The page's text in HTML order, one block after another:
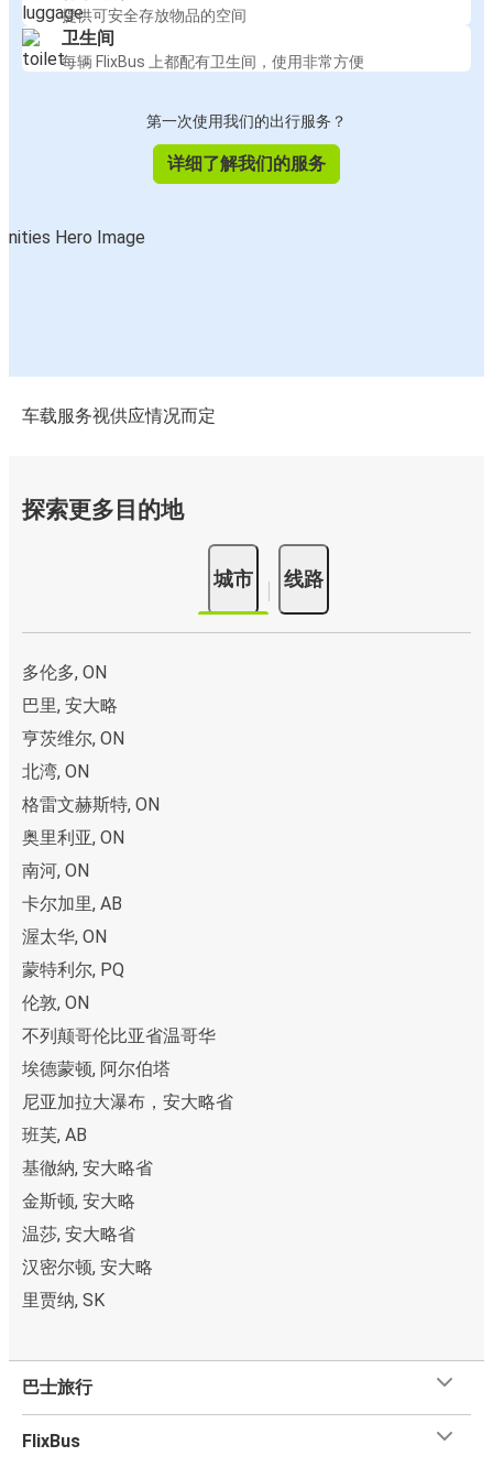
提供可安全存放物品的空间
卫生间
每辆 FlixBus 上都配有卫生间，使用非常方便
第一次使用我们的出行服务？
详细了解我们的服务
车载服务视供应情况而定
探索更多目的地
城市 线路
多伦多, ON
巴里, 安大略
亨茨维尔, ON
北湾, ON
格雷文赫斯特, ON
奥里利亚, ON
南河, ON
卡尔加里, AB
渥太华, ON
蒙特利尔, PQ
伦敦, ON
不列颠哥伦比亚省温哥华
埃德蒙顿, 阿尔伯塔
尼亚加拉大瀑布，安大略省
班芙, AB
基徹納, 安大略省
金斯顿, 安大略
温莎, 安大略省
汉密尔顿, 安大略
里贾纳, SK
巴士旅行
FlixBus